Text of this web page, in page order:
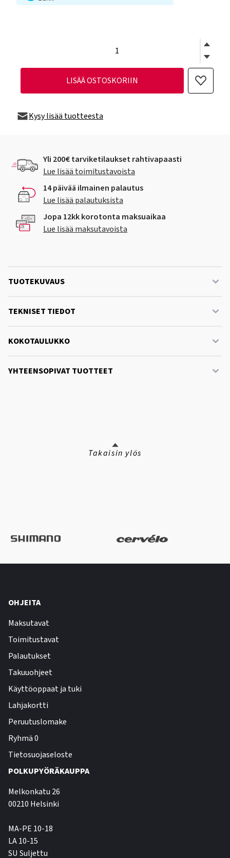
LISÄÄ OSTOSKORIIN
Kysy lisää tuotteesta
Yli 200€ tarviketilaukset rahtivapaasti
Lue lisää toimitustavoista
14 päivää ilmainen palautus
Lue lisää palautuksista
Jopa 12kk korotonta maksuaikaa
Lue lisää maksutavoista
TUOTEKUVAUS
TEKNISET TIEDOT
KOKOTAULUKKO
YHTEENSOPIVAT TUOTTEET
Takaisin ylös
OHJEITA
Maksutavat
Toimitustavat
Palautukset
Takuuohjeet
Käyttöoppaat ja tuki
Lahjakortti
Peruutuslomake
Ryhmä 0
Tietosuojaseloste
POLKUPYÖRÄKAUPPA
Melkonkatu 26
00210 Helsinki
MA-PE 10-18
LA 10-15
SU Suljettu